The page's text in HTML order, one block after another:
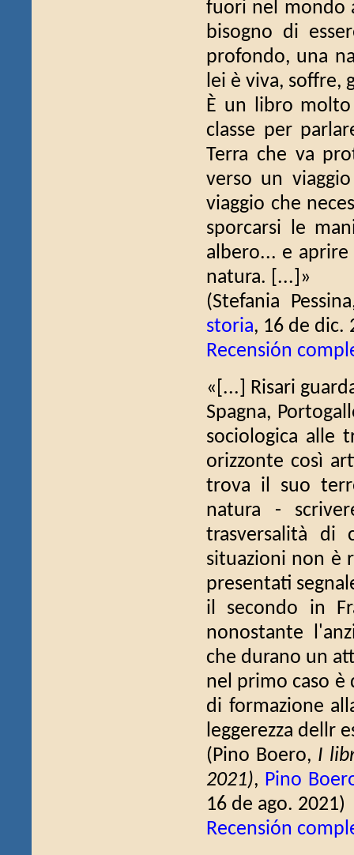
fuori nel mondo
bisogno di
profondo, una
lei è viva, soffre,
È un libro
classe per
Terra che va
verso un
viaggio che
sporcarsi le
albero... e
natura. [...]»
(Stefania
storia, 16 de dic.
Recensión
«[...] Risari
Spagna,
sociologica alle
orizzonte così
trova il suo
natura -
trasversalità di
situazioni non è
presentati
il secondo in
nonostante
che durano un
nel primo caso è
di formazione
leggerezza dellr
(Pino Boero, I
2021), Pino
16 de ago. 2021)
Recensión